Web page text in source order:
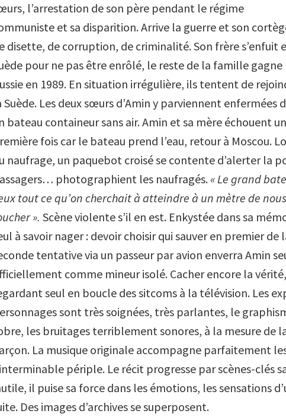
l’arrestation de son père pendant le régime
et sa disparition. Arrive la guerre et son
disette, de corruption, de criminalité. Son frère s’enfuit
pour ne pas être enrôlé, le reste de la famille gagne
en 1989. En situation irrégulière, ils tentent de
Suède. Les deux sœurs d’Amin y parviennent enfermées
bateau containeur sans air. Amin et sa mère échouent
fois car le bateau prend l’eau, retour à Moscou.
naufrage, un paquebot croisé se contente d’alerter la
photographient les naufragés. « Le grand
tout ce qu’on cherchait à atteindre à un mètre de
». Scène violente s’il en est. Enkystée dans sa
à savoir nager : devoir choisir qui sauver en premier de
tentative via un passeur par avion enverra Amin
comme mineur isolé. Cacher encore la
seul en boucle des sitcoms à la télévision. Les
sont très soignées, très parlantes, le
les bruitages terriblement sonores, à la mesure de
La musique originale accompagne parfaitement
périple. Le récit progresse par scènes-clés
il puise sa force dans les émotions, les sensations
Des images d’archives se superposent.